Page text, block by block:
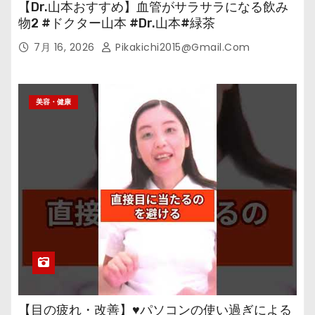
【Dr.山本おすすめ】血管がサラサラになる飲み
物2 #ドクター山本 #Dr.山本#緑茶
7月 16, 2026 Pikakichi2015@gmail.com
美容・健康
【目の疲れ・改善】♥パソコンの使い過ぎによる